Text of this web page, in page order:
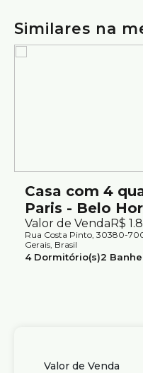
McDonalds.
comércios locais.
Observações
Similares na
Casa com 4
Paris - Belo
R$
Valor de Venda
Rua Costa Pinto, 30380-
Gerais, Brasil
4 Dormitório(s)2
Valor de Venda